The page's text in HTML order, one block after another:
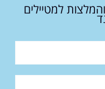
למטיילים